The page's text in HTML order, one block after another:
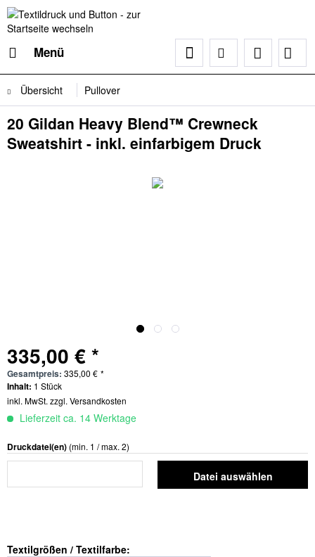
Menü
Übersicht Pullover
20 Gildan Heavy Blend™ Crewneck
Sweatshirt - inkl. einfarbigem Druck
335,00 € *
Gesamtpreis: 335,00 € *
Inhalt: 1 Stück
inkl. MwSt. zzgl. Versandkosten
Lieferzeit ca. 14 Werktage
Druckdatei(en) (min. 1 / max. 2)
Datei auswählen
Textilgrößen / Textilfarbe: